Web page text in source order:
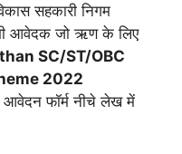
सहकारी निगम
आवेदक जो ऋण के लिए
SC/ST/OBC
2022
आवेदन फॉर्म नीचे लेख में